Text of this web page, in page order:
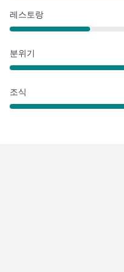
레스토랑
분위기
조식